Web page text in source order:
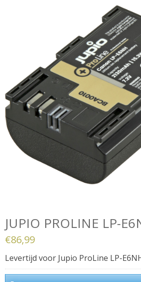
JUPIO PROLINE LP-
€86,99
Levertijd voor Jupio ProLine LP-